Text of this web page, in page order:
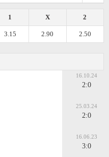
2
X
1
2.50
2.90
3.15
16.10.24
2:0
25.03.24
2:0
16.06.23
3:0